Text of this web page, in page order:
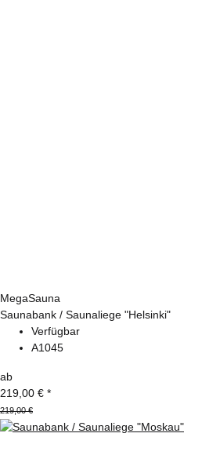
MegaSauna
Saunabank / Saunaliege "Helsinki"
Verfügbar
A1045
ab
219,00 € *
219,00 €